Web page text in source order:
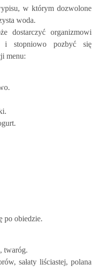
w którym dozwolone
woda.
dostarczyć organizmowi
i stopniowo pozbyć się
menu:
po obiedzie.
twaróg.
sałaty liściastej, polana